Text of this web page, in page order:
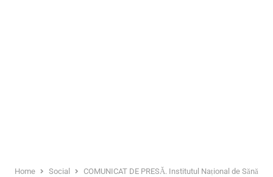
Home Social COMUNICAT DE PRESĂ. Institutul Național de